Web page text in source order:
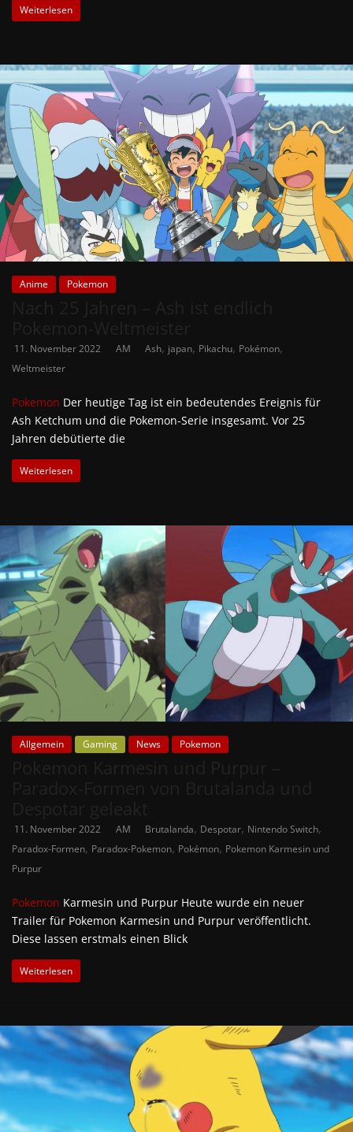
Weiterlesen
Anime Pokemon
11. November 2022 AM Ash, japan, Pikachu, Pokémon,
Weltmeister
Pokemon Der heutige Tag ist ein bedeutendes Ereignis für
Ash Ketchum und die Pokemon-Serie insgesamt. Vor 25
Jahren debütierte die
Weiterlesen
Allgemein Gaming News Pokemon
11. November 2022 AM Brutalanda, Despotar, Nintendo Switch,
Paradox-Formen, Paradox-Pokemon, Pokémon, Pokemon Karmesin und
Purpur
Pokemon Karmesin und Purpur Heute wurde ein neuer
Trailer für Pokemon Karmesin und Purpur veröffentlicht.
Diese lassen erstmals einen Blick
Weiterlesen